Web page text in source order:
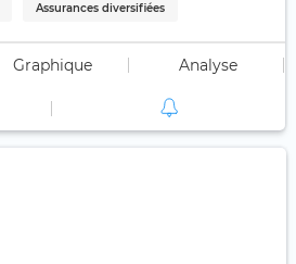
Assurances diversifiées
Graphique Analyse